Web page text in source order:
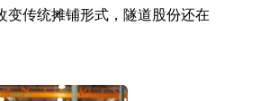
传统摊铺形式，隧道股份还在